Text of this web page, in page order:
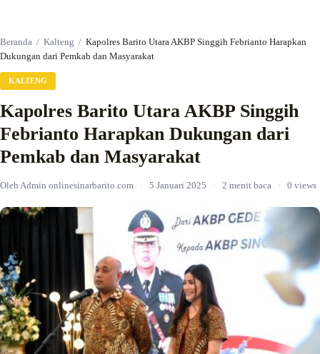
Beranda / Kalteng / Kapolres Barito Utara AKBP Singgih Febrianto Harapkan
Dukungan dari Pemkab dan Masyarakat
KALTENG
Kapolres Barito Utara AKBP Singgih
Febrianto Harapkan Dukungan dari
Pemkab dan Masyarakat
Oleh Admin onlinesinarbarito.com · 5 Januari 2025 · 2 menit baca · 0 views